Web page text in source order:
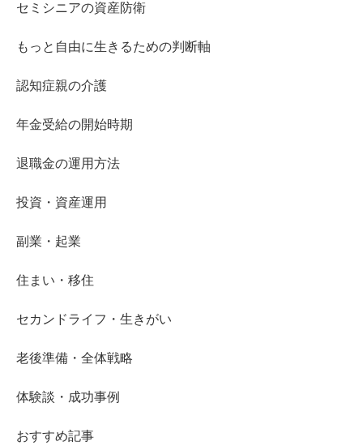
セミシニアの資産防衛
もっと自由に生きるための判断軸
認知症親の介護
年金受給の開始時期
退職金の運用方法
投資・資産運用
副業・起業
住まい・移住
セカンドライフ・生きがい
老後準備・全体戦略
体験談・成功事例
おすすめ記事